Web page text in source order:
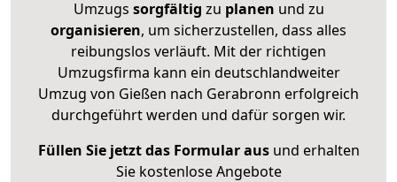
Umzugs sorgfältig zu planen und zu
organisieren, um sicherzustellen, dass alles
reibungslos verläuft. Mit der richtigen
Umzugsfirma kann ein deutschlandweiter
Umzug von Gießen nach Gerabronn erfolgreich
durchgeführt werden und dafür sorgen wir.
Füllen Sie jetzt das Formular ausund erhalten
Sie kostenlose Angebote